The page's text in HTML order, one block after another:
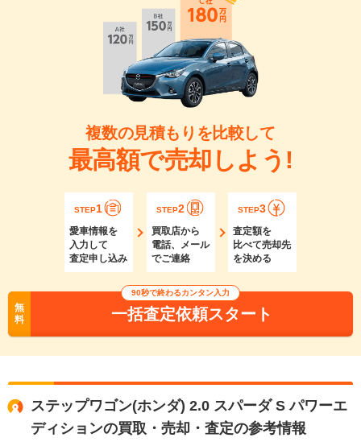
複数の見積もりを比較して
最高額で売却しよう!
STEP1
愛車情報を
入力して
査定申し込み
STEP2
買取店から
電話、メール
でご連絡
STEP3
査定額を
比べて売却先
を決める
無
料
90秒で終わるカンタン入力
一括査定依頼スタート
ステップワゴン(ホンダ) 2.0 スパーダ S パワーエ
ディションの買取・売却・査定の参考情報